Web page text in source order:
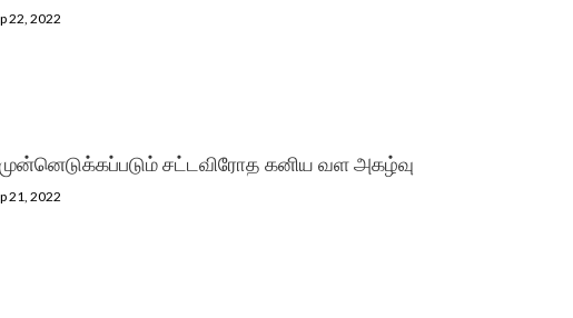
22, 2022
சட்டவிரோத கனிய வள அகழ்வு
21, 2022